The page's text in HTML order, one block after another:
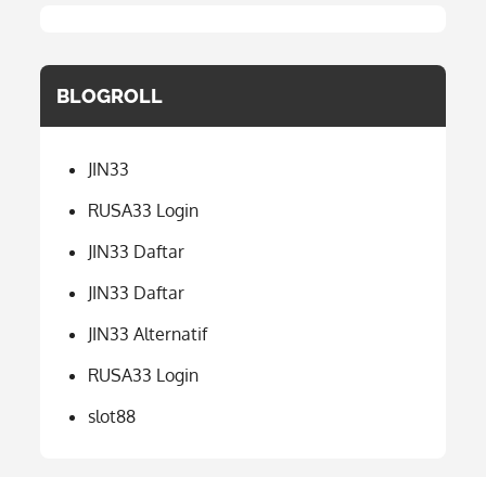
BLOGROLL
JIN33
RUSA33 Login
JIN33 Daftar
JIN33 Daftar
JIN33 Alternatif
RUSA33 Login
slot88